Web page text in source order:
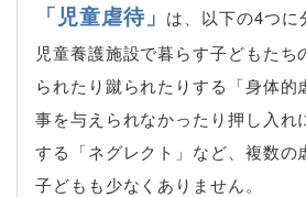
「児童虐待」 は、以下の4つに
児童養護施設で暮らす子どもたち
られたり蹴られたりする「身体的
事を与えられなかったり押し入れ
する「ネグレクト」など、複数の
子どもも少なくありません。